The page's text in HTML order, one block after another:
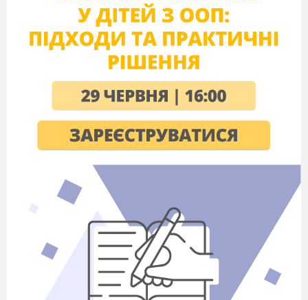
починається його знайомство зі світом
літератури, з миром людських взаємин і з
навколишнім світом в цілому. Казка є таким
же необхідним етапом розвитку дитини, як і
Казка
активно впливає на почуття і
дитини,
сприйнятливість і емоційність. У
казці ніхто
не вчить дитину
«жити
правильно».
Дитина вчитися
розуміти
вчинки героїв казки, події казкового
сюжету
природно і послідовно випливають одне з